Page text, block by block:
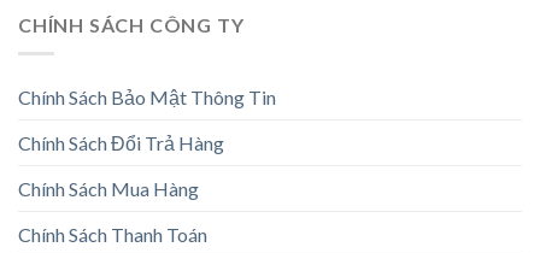
CHÍNH SÁCH CÔNG TY
Chính Sách Bảo Mật Thông Tin
Chính Sách Đổi Trả Hàng
Chính Sách Mua Hàng
Chính Sách Thanh Toán